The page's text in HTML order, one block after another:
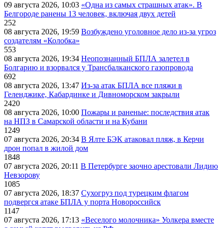
09 августа 2026, 10:03 «Одна из самых страшных атак». В
Белгороде ранены 13 человек, включая двух детей
252
08 августа 2026, 19:59 Возбуждено уголовное дело из-за угроз
создателям «Колобка»
553
08 августа 2026, 19:34 Неопознанный БПЛА залетел в
Болгарию и взорвался у Трансбалканского газопровода
692
08 августа 2026, 13:47 Из-за атак БПЛА все пляжи в
Геленджике, Кабардинке и Дивноморском закрыли
2420
08 августа 2026, 10:00 Пожары и раненые: последствия атак
на НПЗ в Самарской области и на Кубани
1249
07 августа 2026, 20:34 В Ялте БЭК атаковал пляж, в Керчи
дрон попал в жилой дом
1848
07 августа 2026, 20:11 В Петербурге заочно арестовали Лидию
Невзорову
1085
07 августа 2026, 18:37 Сухогруз под турецким флагом
подвергся атаке БПЛА у порта Новороссийск
1147
07 августа 2026, 17:13 «Веселого молочника» Уолкера вместе